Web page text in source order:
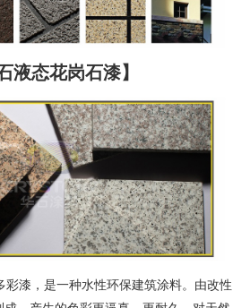
液态花岗石漆】
漆，是一种水性环保建筑涂料。由改性